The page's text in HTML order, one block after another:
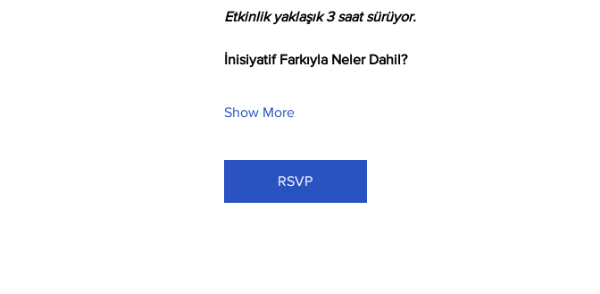
Etkinlik yaklaşık 3 saat sürüyor.
İnisiyatif Farkıyla Neler Dahil?
Show More
RSVP